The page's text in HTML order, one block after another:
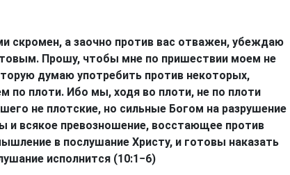
скромен, а заочно против вас отважен, убеждаю
Прошу, чтобы мне по пришествии моем не
думаю употребить против некоторых,
плоти. Ибо мы, ходя во плоти, не по плоти
не плотские, но сильные Богом на разрушение
и всякое превозношение, восстающее против
в послушание Христу, и готовы наказать
исполнится (10:1−6)